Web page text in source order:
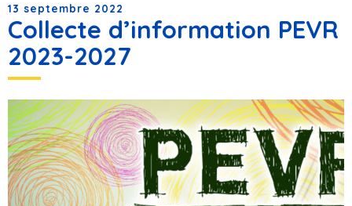
13 septembre 2022
Collecte d’information PEVR
2023-2027